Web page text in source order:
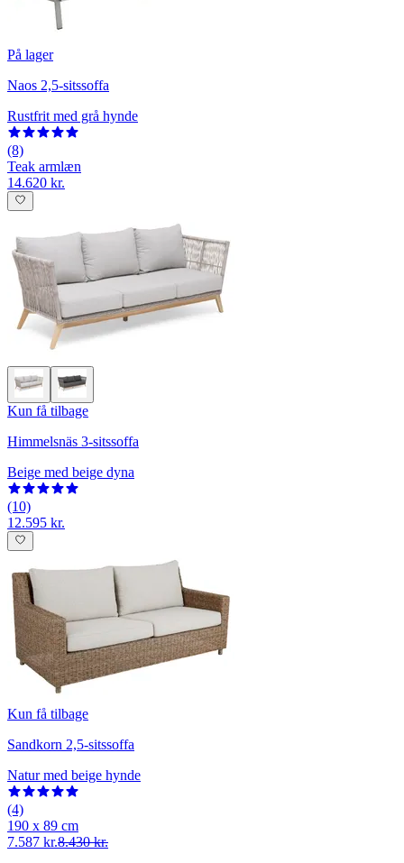
På lager
Naos 2,5-sitssoffa
Rustfrit med grå hynde
(8)
Teak armlæn
14.620 kr.
Kun få tilbage
Himmelsnäs 3-sitssoffa
Beige med beige dyna
(10)
12.595 kr.
Kun få tilbage
Sandkorn 2,5-sitssoffa
Natur med beige hynde
(4)
190 x 89 cm
7.587 kr.8.430 kr.